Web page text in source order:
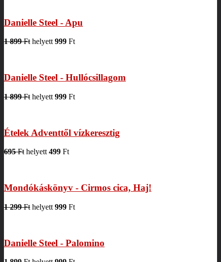
Danielle Steel - Apu
1 899 Fthelyett999 Ft
Danielle Steel - Hullócsillagom
1 899 Ft helyett 999 Ft
Ételek Adventtől vízkeresztig
695 Ft helyett 499 Ft
Mondókáskönyv - Cirmos cica, Haj!
1 299 Ft helyett 999 Ft
Danielle Steel - Palomino